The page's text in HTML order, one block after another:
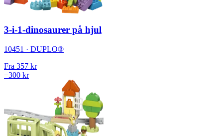
3-i-1-dinosaurer på hjul
10451 · DUPLO®
Fra 357 kr
−300 kr